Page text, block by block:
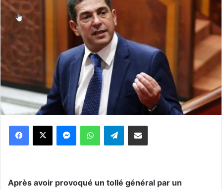
WhatsApp Telegram
Après avoir provoqué un tollé général par un